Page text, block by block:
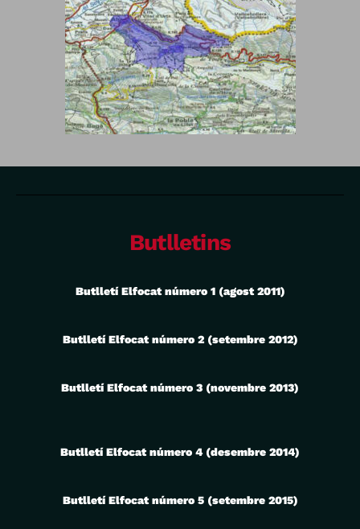
Butlletins
Butlletí Elfocat número 1 (agost 2011)
Butlletí Elfocat número 2 (setembre 2012)
Butlletí Elfocat número 3 (novembre 2013)
Butlletí Elfocat número 4 (desembre 2014)
Butlletí Elfocat número 5 (setembre 2015)